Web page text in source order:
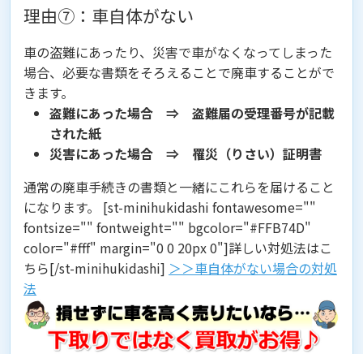
理由⑦：車自体がない
車の盗難にあったり、災害で車がなくなってしまった
場合、必要な書類をそろえることで廃車することがで
きます。
盗難にあった場合 ⇒ 盗難届の受理番号が記載
された紙
災害にあった場合 ⇒ 罹災（りさい）証明書
通常の廃車手続きの書類と一緒にこれらを届けること
になります。 [st-minihukidashi fontawesome=""
fontsize="" fontweight="" bgcolor="#FFB74D"
color="#fff" margin="0 0 20px 0"]詳しい対処法はこ
ちら[/st-minihukidashi] ＞＞車自体がない場合の対処
法